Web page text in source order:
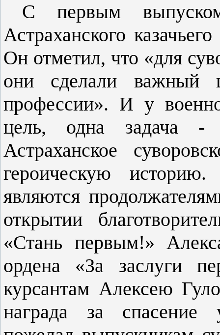
С первым
Астраханского
Он отметил, что «для
они сделали важный
профессии». И у
цель, одна задача -
Астраханское
героическую
являются
открытии
«Стань пер­вым!»
ордена «За заслуги
курсантам Алексею
награда за спасение